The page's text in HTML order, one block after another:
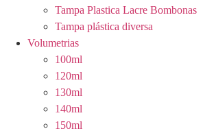
Tampa Plastica Lacre Bombonas
Tampa plástica diversa
Volumetrias
100ml
120ml
130ml
140ml
150ml